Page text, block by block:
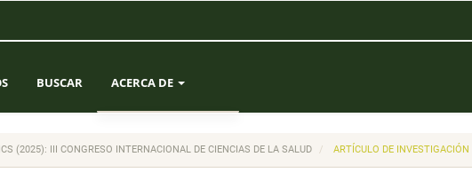
BUSCAR ACERCA DE
(2025): III CONGRESO INTERNACIONAL DE CIENCIAS DE LA SALUD ARTÍCULO DE INVESTIGACIÓN